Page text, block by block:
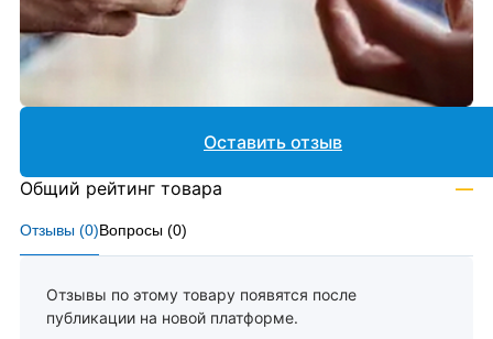
Отзывы (0)Вопросы (0)
Отзывы по этому товару появятся после
публикации на новой платформе.
Оставить отзыв
Общий рейтинг товара —